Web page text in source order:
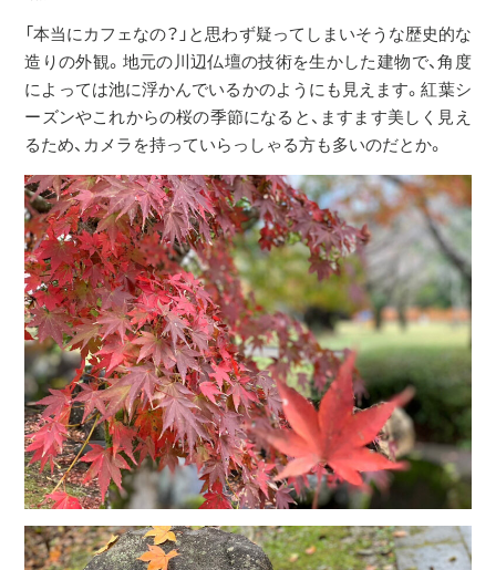
「本当にカフェなの？」と思わず疑ってしまいそうな歴史的な
造りの外観。地元の川辺仏壇の技術を生かした建物で、角度
によっては池に浮かんでいるかのようにも見えます。紅葉シ
ーズンやこれからの桜の季節になると、ますます美しく見え
るため、カメラを持っていらっしゃる方も多いのだとか。